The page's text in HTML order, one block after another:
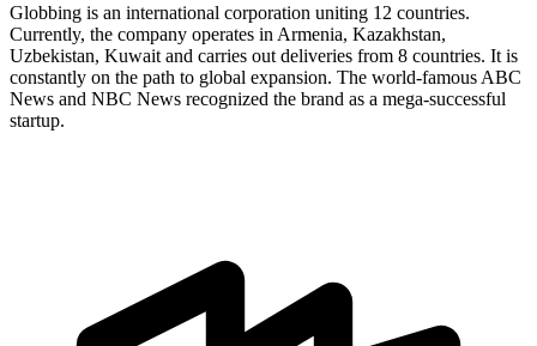
Globbing is an international corporation uniting 12 countries.
Currently, the company operates in Armenia, Kazakhstan,
Uzbekistan, Kuwait and carries out deliveries from 8 countries. It is
constantly on the path to global expansion. The world-famous ABC
News and NBC News recognized the brand as a mega-successful
startup.